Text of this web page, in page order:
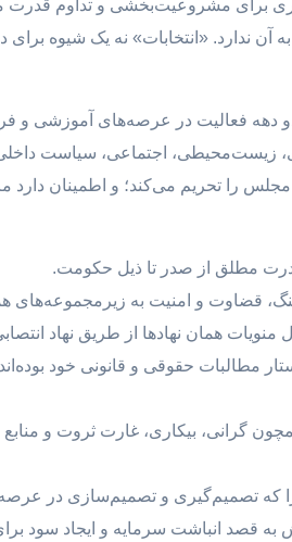
برای مشروعیت‌بخشی و تداوم قدرت
آن ندارد. «انتخابات» نه یک شیوه
دهه فعالیت در عرصه‌های آموزشی و
زیست‌محیطی، اجتماعی، سیاست
را تحریم می‌کند؛ و اطمینان دارد
مطالبات حقوقی و قانونی خود
گرانی، بیکاری، غارت ثروت و منابع